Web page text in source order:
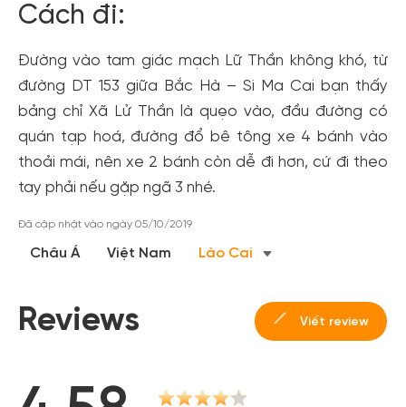
Cách đi:
Đường vào tam giác mạch Lữ Thần không khó, từ
đường DT 153 giữa Bắc Hà – Si Ma Cai bạn thấy
bảng chỉ Xã Lử Thần là quẹo vào, đầu đường có
quán tạp hoá, đường đổ bê tông xe 4 bánh vào
thoải mái, nên xe 2 bánh còn dễ đi hơn, cứ đi theo
tay phải nếu gặp ngã 3 nhé.
Đã cập nhật vào ngày 05/10/2019
Châu Á Việt Nam Lào Cai
Reviews Viết review